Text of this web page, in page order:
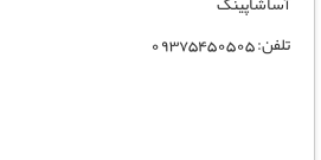
تلفن: 09375450505